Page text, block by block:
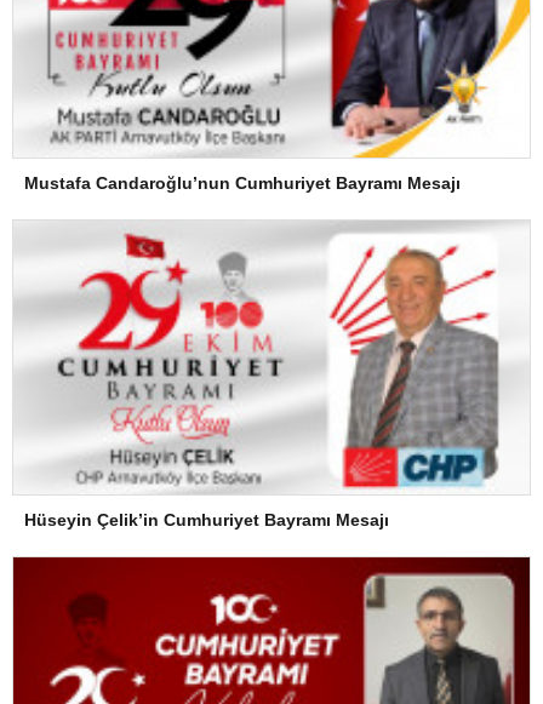
Mustafa Candaroğlu’nun Cumhuriyet Bayramı Mesajı
Hüseyin Çelik’in Cumhuriyet Bayramı Mesajı